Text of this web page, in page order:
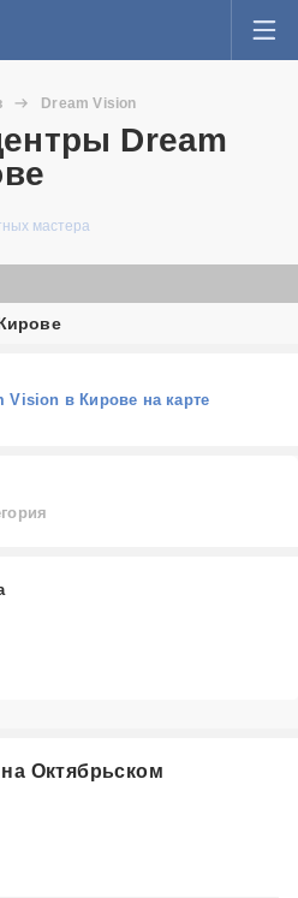
пароль
ИЛИ ЧАСТНОГО МАСТЕРА
Dream Vision
Dream
мастера
Vision в Кирове на карте
Октябрьском